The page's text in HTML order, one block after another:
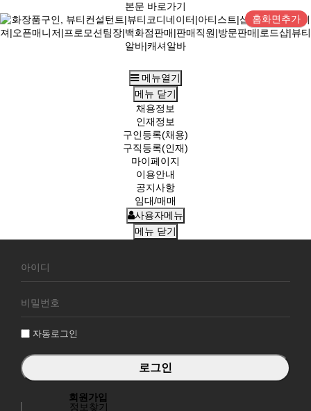
본문 바로가기
홈화면추가
메뉴열기
메뉴 닫기
채용정보
인재정보
구인등록(채용)
구직등록(인재)
마이페이지
이용안내
공지사항
임대/매매
사용자메뉴
메뉴 닫기
원
그
자동로그인
회원가입
정보찾기